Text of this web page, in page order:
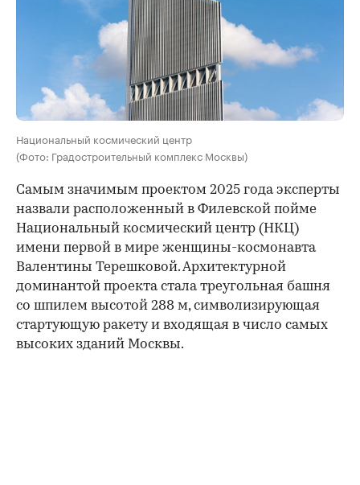
Национальный космический центр
(Фото: Градостроительный комплекс Москвы)
00:00 / 00:00
Самым значимым проектом 2025 года эксперты
назвали расположенный в Филевской пойме
Национальный космический центр (НКЦ)
имени первой в мире женщины-космонавта
Валентины Терешковой. Архитектурной
доминантой проекта стала треугольная башня
со шпилем высотой 288 м, символизирующая
стартующую ракету и входящая в число самых
высоких зданий Москвы.